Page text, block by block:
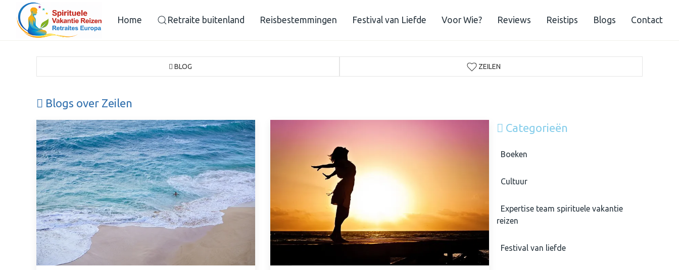
Home Retraite buitenland Reisbestemmingen Festival van Liefde Voor Wie? Reviews Reistips Blogs Contact
BLOG ZEILEN
Blogs over Zeilen
Categorieën
Boeken
Cultuur
Expertise team spirituele vakantie
reizen
Festival van liefde